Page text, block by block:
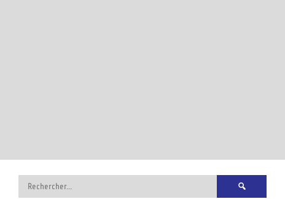
Rechercher :